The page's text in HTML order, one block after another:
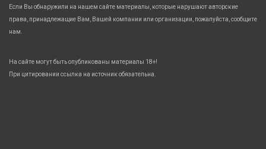
Если Вы обнаружили на нашем сайте материалы, которые нарушают авторские
права, принадлежащие Вам, Вашей компании или организации, пожалуйста, сообщите
нам.
На сайте могут быть опубликованы материалы 18+!
При цитировании ссылка на источник обязательна.